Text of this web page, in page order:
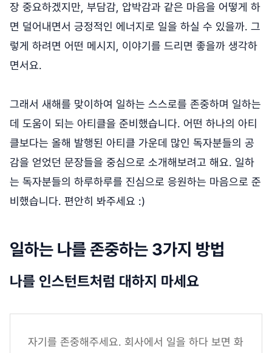
장 중요하겠지만, 부담감, 압박감과 같은 마음을 어떻게 하
면 덜어내면서 긍정적인 에너지로 일을 하실 수 있을까. 그
렇게 하려면 어떤 메시지, 이야기를 드리면 좋을까 생각하
면서요.
그래서 새해를 맞이하여 일하는 스스로를 존중하며 일하는
데 도움이 되는 아티클을 준비했습니다. 어떤 하나의 아티
클보다는 올해 발행된 아티클 가운데 많인 독자분들의 공
감을 얻었던 문장들을 중심으로 소개해보려고 해요. 일하
는 독자분들의 하루하루를 진심으로 응원하는 마음으로 준
비했습니다. 편안히 봐주세요 :)
일하는 나를 존중하는 3가지 방법
나를 인스턴트처럼 대하지 마세요
자기를 존중해주세요. 회사에서 일을 하다 보면 화